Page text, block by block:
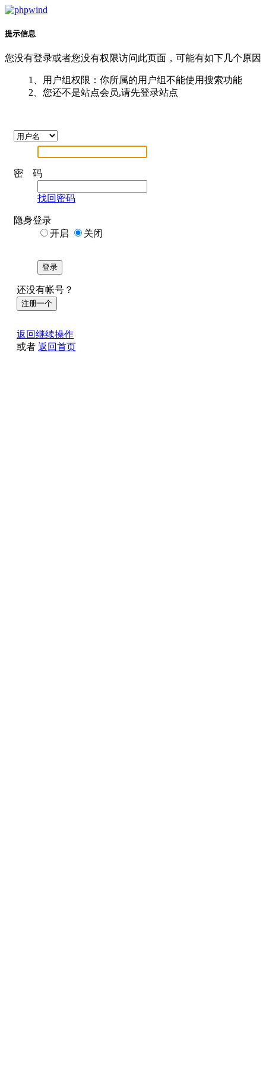
提示信息
您没有登录或者您没有权限访问此页面，可能有如下几个原因
1、用户组权限：你所属的用户组不能使用搜索功能
2、您还不是站点会员,请先登录站点
密 码
找回密码
隐身登录
开启
关闭
登录
还没有帐号？
注册一个
返回继续操作
或者 返回首页